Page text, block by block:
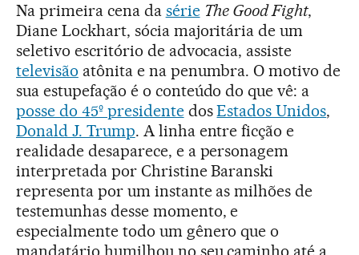
Na primeira cena da série The Good Fight,
Diane Lockhart, sócia majoritária de um
seletivo escritório de advocacia, assiste
televisão atônita e na penumbra. O motivo de
sua estupefação é o conteúdo do que vê: a
posse do 45º presidentedosEstados Unidos,
Donald J. Trump. A linha entre ficção e
realidade desaparece, e a personagem
interpretada por Christine Baranski
representa por um instante as milhões de
testemunhas desse momento, e
especialmente todo um gênero que o
mandatário humilhou no seu caminho até a